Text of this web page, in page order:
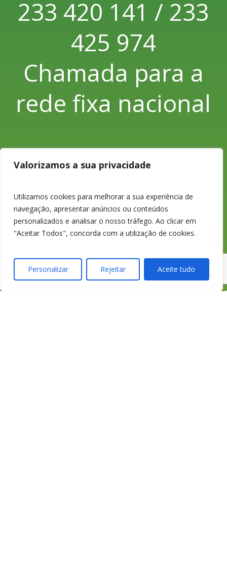
Valorizamos a sua privacidade
Utilizamos cookies para melhorar a sua experiência de
navegação, apresentar anúncios ou conteúdos
personalizados e analisar o nosso tráfego. Ao clicar em
"Aceitar Todos", concorda com a utilização de cookies.
Personalizar Rejeitar Aceite tudo
233 420 141 / 233
425 974
Chamada para a
rede fixa nacional
233 426 925
Chamada para a
rede fixa nacional